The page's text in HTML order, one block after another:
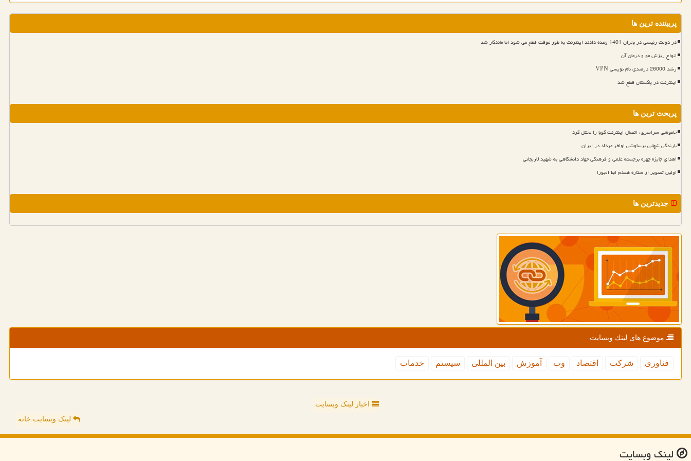
پربیننده ترین ها
در دولت رئیسی در بحران 1401 وعده دادند اینترنت به طور موقت قطع می شود اما ماندگار شد
انواع ریزش مو و درمان آن
رشد 26000 درصدی نام نویسی VPN
اینترنت در پاکستان قطع شد
پربحث ترین ها
خاموشی سراسری، اتصال اینترنت کوبا را مختل کرد
بارندگی شهابی برساوشی اواخر مرداد در ایران
اهدای جایزه چهره برجسته علمی و فرهنگی جهاد دانشگاهی به شهید لاریجانی
اولین تصویر از ستاره همدم ابط الجوزا
جدیدترین ها
موضوع های لینك وبسایت
فناوری شركت اقتصاد وب آموزش بین المللی سیستم خدمات
اخبار لینک وبسایت
لینک وبسایت:خانه
لینك وبسایت